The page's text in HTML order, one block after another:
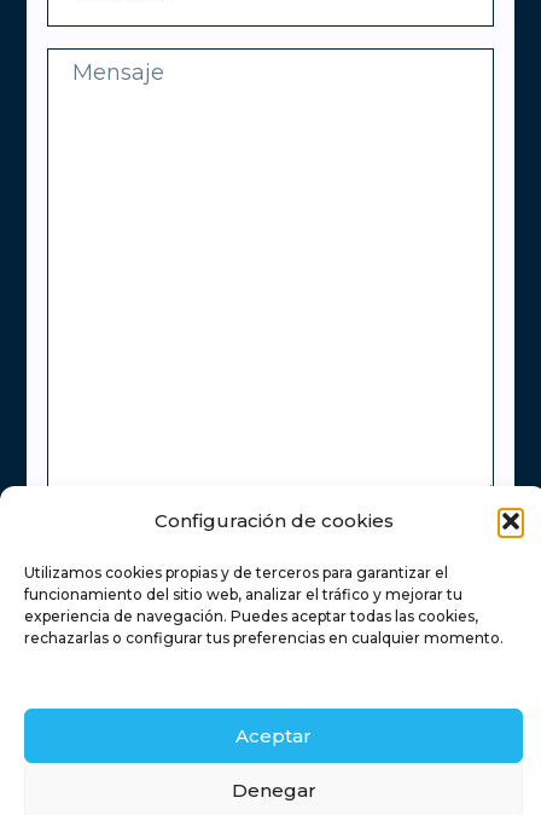
Configuración de cookies
Utilizamos cookies propias y de terceros para garantizar el
funcionamiento del sitio web, analizar el tráfico y mejorar tu
experiencia de navegación. Puedes aceptar todas las cookies,
rechazarlas o configurar tus preferencias en cualquier momento.
Aceptar
Denegar
He leído y acepto laPolítica de Privacidad
Enviar
Inicio Servicios inmobiliarios Financiación